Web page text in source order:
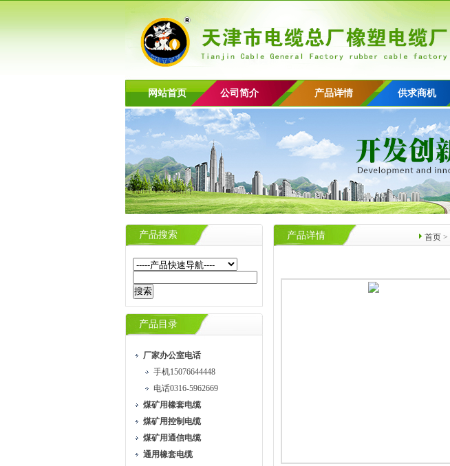
网站首页 公司简介 产品详情 供求商机
产品搜索
产品目录
厂家办公室电话
手机15076644448
电话0316-5962669
煤矿用橡套电缆
煤矿用控制电缆
煤矿用通信电缆
通用橡套电缆
首页 >
产品详情